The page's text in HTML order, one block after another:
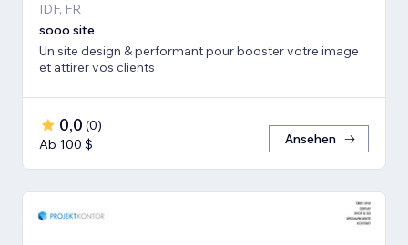
IDF, FR
sooo site
Un site design & performant pour booster votre image
et attirer vos clients
0,0 (0)
Ab 100 $
Ansehen